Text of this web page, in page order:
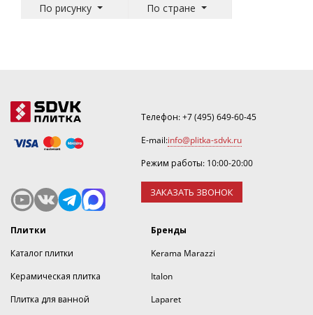
По рисунку
По стране
Телефон:+7 (495) 649-60-45
E-mail:info@plitka-sdvk.ru
Режим работы: 10:00-20:00
ЗАКАЗАТЬ ЗВОНОК
Плитки
Каталог плитки
Керамическая плитка
Плитка для ванной
Бренды
Kerama Marazzi
Italon
Laparet